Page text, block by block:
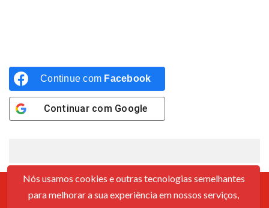
Continue com Facebook
Continuar com Google
Contato Sobre Nós Política De Cookies Termos De Uso
Nós usamos cookies e outras tecnologias semelhantes
para melhorar a sua experiência em nossos serviços,